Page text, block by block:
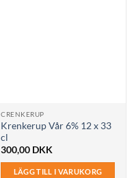
CRENKERUP
Krenkerup Vår 6% 12 x 33
cl
300,00 DKK
LÄGG TILL I VARUKORG